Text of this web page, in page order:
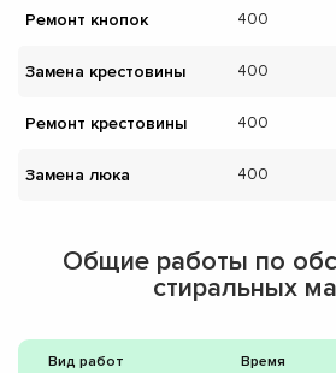
Ремонт кнопок 400
Замена крестовины 400
Ремонт крестовины 400
Замена люка 400
Общие работы по
стиральных
Вид работ Время